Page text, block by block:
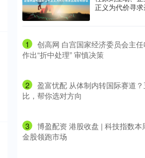
正义为代价寻
1
创高网 白宫国家经济委员会主
作出“折中处理” 审慎决策
2
盈富忧配 从体制内转国际赛道
比，帮你选对方向
3
博盈配资 港股收盘 | 科技指数本
金股领跑市场